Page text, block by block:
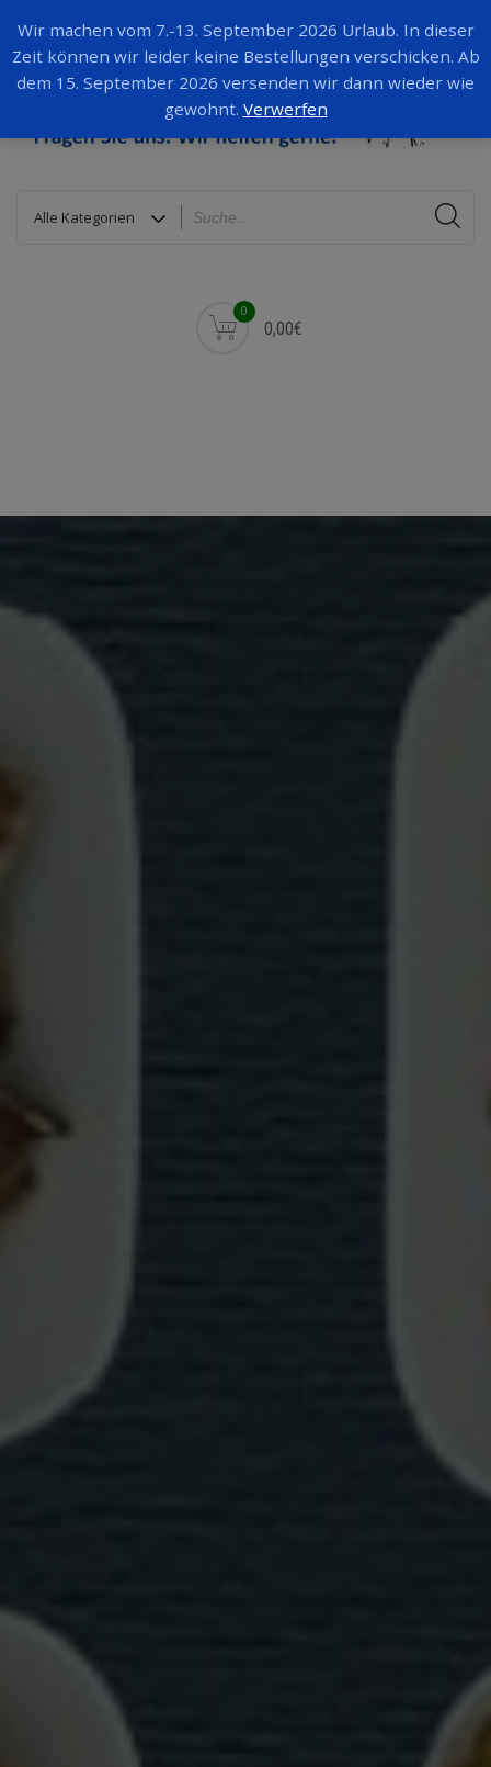
0
0,00€
Wir machen vom 7.-13. September 2026 Urlaub. In dieser
Zeit können wir leider keine Bestellungen verschicken. Ab
dem 15. September 2026 versenden wir dann wieder wie
gewohnt. Verwerfen